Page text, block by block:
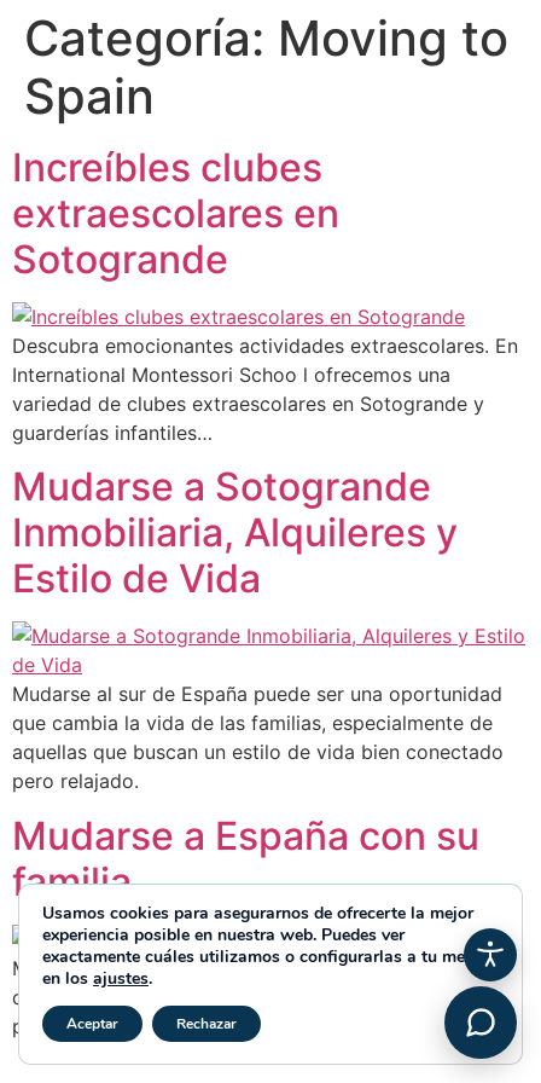
Categoría: Moving to
Spain
Increíbles clubes
extraescolares en
Sotogrande
Descubra emocionantes actividades extraescolares. En
International Montessori Schoo l ofrecemos una
variedad de clubes extraescolares en Sotogrande y
guarderías infantiles…
Mudarse a Sotogrande
Inmobiliaria, Alquileres y
Estilo de Vida
Mudarse al sur de España puede ser una oportunidad
que cambia la vida de las familias, especialmente de
aquellas que buscan un estilo de vida bien conectado
pero relajado.
Mudarse a España con su
familia
Mudarse a España con su familia ofrece la oportunidad
de experimentar una alta calidad de vida, un rico
patrimonio cultural y un estilo de vida saludable.
Usamos cookies para asegurarnos de ofrecerte la mejor
experiencia posible en nuestra web. Puedes ver
exactamente cuáles utilizamos o configurarlas a tu medida
en los ajustes.
Aceptar Rechazar Cerrar el banner de cookies